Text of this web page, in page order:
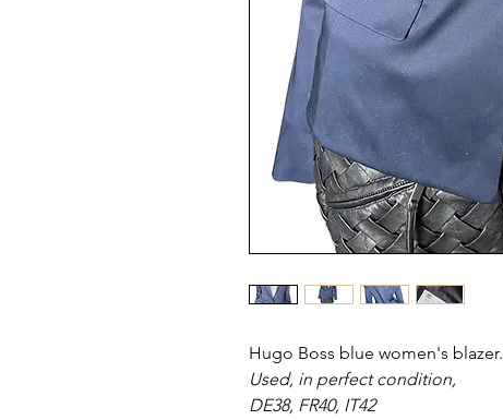
Hugo Boss blue women's blazer.
Used, in perfect condition,
DE38, FR40, IT42